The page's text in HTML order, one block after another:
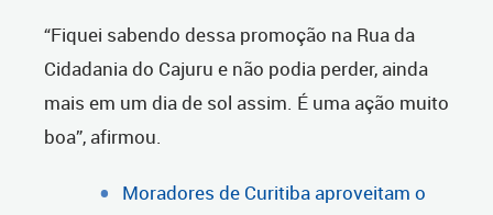
“Fiquei sabendo dessa promoção na Rua da
Cidadania do Cajuru e não podia perder, ainda
mais em um dia de sol assim. É uma ação muito
boa”, afirmou.
Moradores de Curitiba aproveitam o